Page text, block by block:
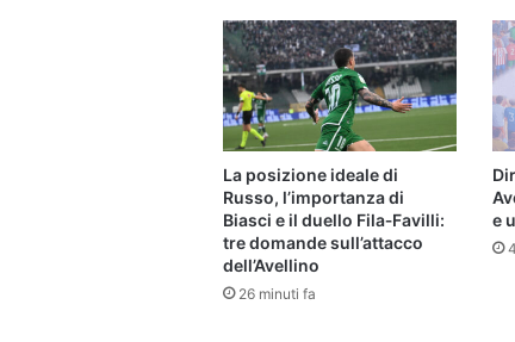
La posizione ideale di
Russo, l’importanza di
Biasci e il duello Fila‑Favilli:
tre domande sull’attacco
dell’Avellino
26 minuti fa
e